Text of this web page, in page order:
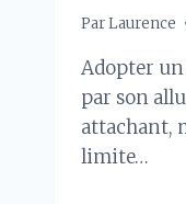
Par Laurence
Adopter
par son
attachant,
limite…